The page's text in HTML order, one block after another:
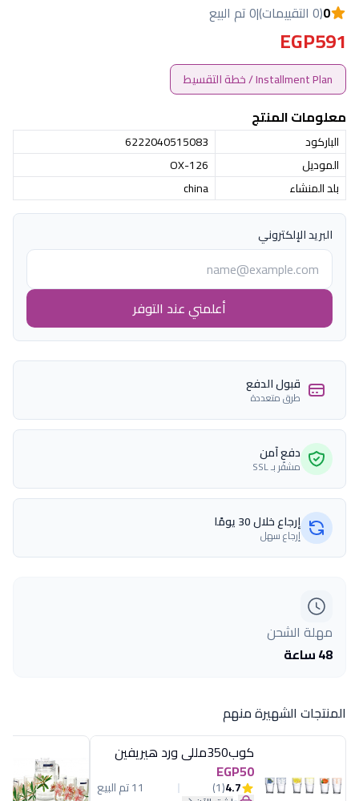
0(0 التقييمات) |0 تم البيع
EGP591
Installment Plan / خطة التقسيط
معلومات المنتج
الباركود
6222040515083
الموديل
OX-126
بلد المنشاء
china
البريد الإلكتروني
أعلمني عند التوفر
قبول الدفع
طرق متعددة
دفع آمن
مشفّر بـ SSL
إرجاع خلال 30 يومًا
إرجاع سهل
مهلة الشحن
48 ساعة
المنتجات الشهيرة منهم
كوب350مللى ورد هيريفين
EGP50
4.7
(1) 11 تم البيع